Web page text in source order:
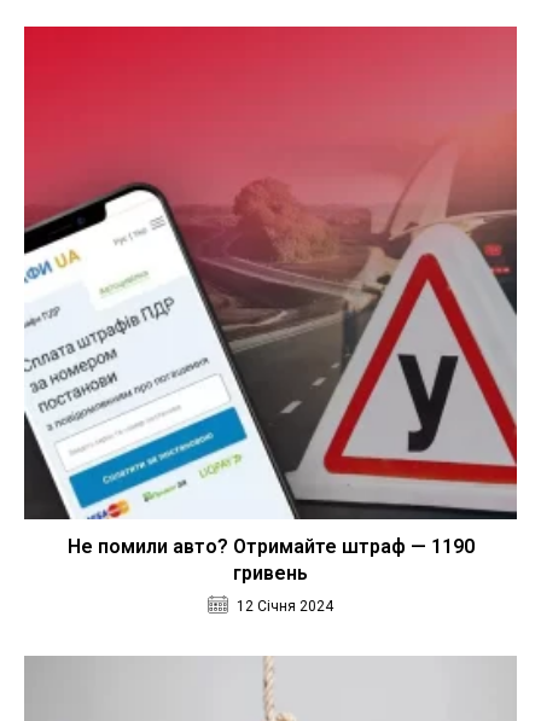
Не помили авто? Отримайте штраф — 1190
гривень
12 Січня 2024